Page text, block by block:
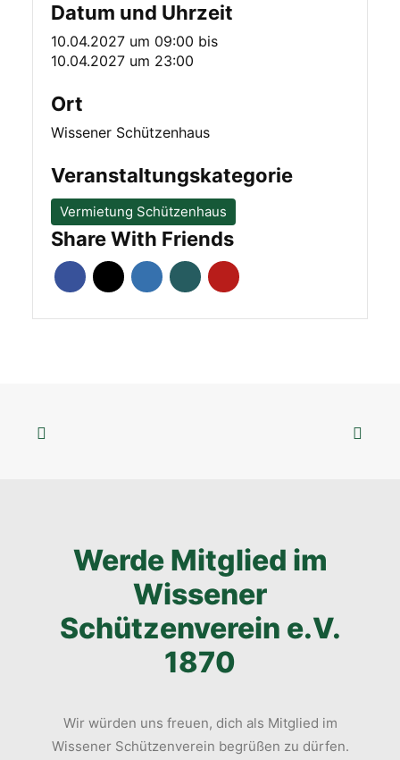
Datum und Uhrzeit
10.04.2027 um 09:00 bis
10.04.2027 um 23:00
Ort
Wissener Schützenhaus
Veranstaltungskategorie
Vermietung Schützenhaus
Share With Friends
Werde Mitglied im
Wissener
Schützenverein e.V.
1870
Wir würden uns freuen, dich als Mitglied im
Wissener Schützenverein begrüßen zu dürfen.